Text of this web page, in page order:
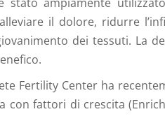
ampiamente
il dolore, ridurre
dei tessuti. La
Fertility Center ha
fattori di crescita